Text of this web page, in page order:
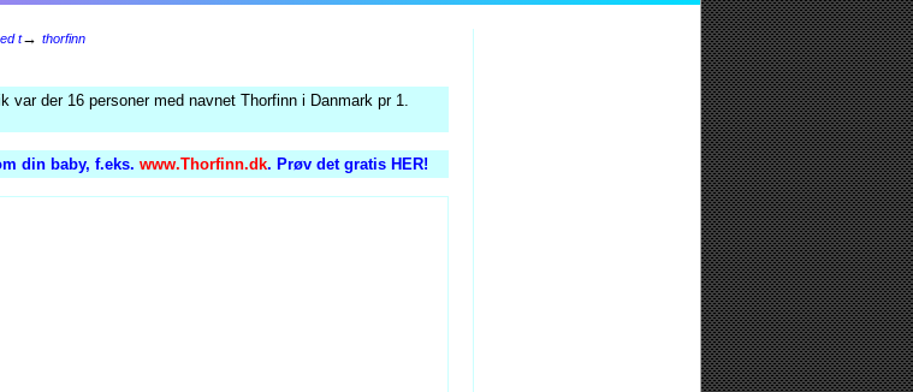
t→ thorfinn
var der 16 personer med navnet Thorfinn i Danmark pr 1.
din baby, f.eks. www.Thorfinn.dk. Prøv det gratis HER!